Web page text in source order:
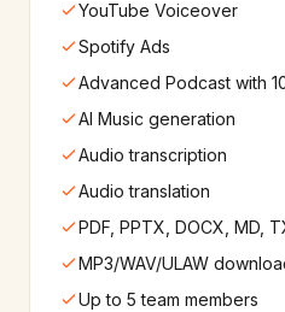
YouTube Voiceover
Spotify Ads
Advanced Podcast with
AI Music generation
Audio transcription
Audio translation
PDF, PPTX, DOCX, MD,
MP3/WAV/ULAW
Up to 5 team members